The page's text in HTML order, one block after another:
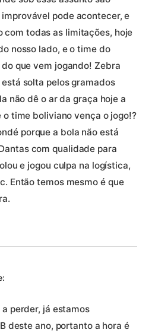
pode acontecer, e
com todas as limitações, hoje
nosso lado, e o time do
que vem jogando! Zebra
solta pelos gramados
não dê o ar da graça hoje a
o time boliviano vença o jogo!?
porque a bola não está
com qualidade para
e jogou culpa na logística,
Então temos mesmo é que
perder, já estamos
deste ano, portanto a hora é